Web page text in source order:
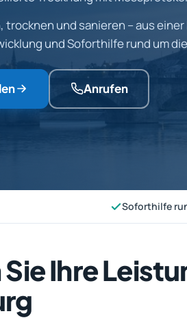
trocknen und sanieren – aus
und Soforthilfe rund um
Anrufen
Soforthilfe
Ihre